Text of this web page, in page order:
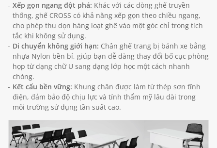
Xếp gọn ngang đột phá: Khác với các dòng ghế truyền
thống, ghế CROSS có khả năng xếp gọn theo chiều ngang,
cho phép thu dọn hàng loạt ghế vào một góc chỉ trong tích
tắc khi không sử dụng.
Di chuyển không giới hạn: Chân ghế trang bị bánh xe bằng
nhựa Nylon bền bỉ, giúp bạn dễ dàng thay đổi bố cục phòng
họp từ dạng chữ U sang dạng lớp học một cách nhanh
chóng.
Kết cấu bền vững: Khung chân được làm từ thép sơn tĩnh
điện, đảm bảo độ chịu lực và tính thẩm mỹ lâu dài trong
môi trường sử dụng tần suất cao.